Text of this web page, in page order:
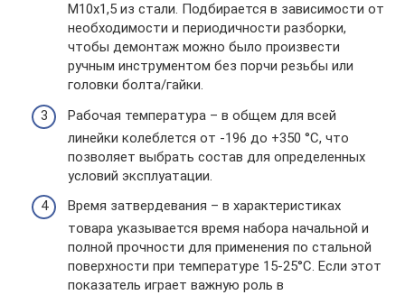
М10х1,5 из стали. Подбирается в зависимости от
необходимости и периодичности разборки,
чтобы демонтаж можно было произвести
ручным инструментом без порчи резьбы или
головки болта/гайки.
Рабочая температура – в общем для всей
линейки колеблется от -196 до +350 °C, что
позволяет выбрать состав для определенных
условий эксплуатации.
Время затвердевания – в характеристиках
товара указывается время набора начальной и
полной прочности для применения по стальной
поверхности при температуре 15-25°C. Если этот
показатель играет важную роль в